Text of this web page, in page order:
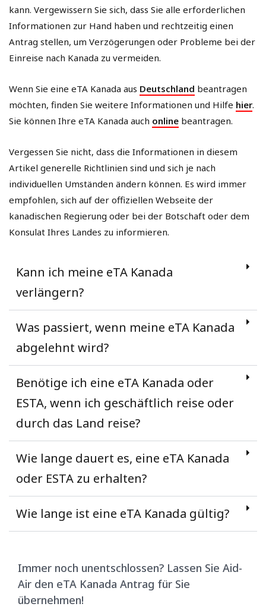
kann. Vergewissern Sie sich, dass Sie alle erforderlichen
Informationen zur Hand haben und rechtzeitig einen
Antrag stellen, um Verzögerungen oder Probleme bei der
Einreise nach Kanada zu vermeiden.
Wenn Sie eine eTA Kanada aus Deutschland beantragen
möchten, finden Sie weitere Informationen und Hilfe hier.
Sie können Ihre eTA Kanada auch online beantragen.
Vergessen Sie nicht, dass die Informationen in diesem
Artikel generelle Richtlinien sind und sich je nach
individuellen Umständen ändern können. Es wird immer
empfohlen, sich auf der offiziellen Webseite der
kanadischen Regierung oder bei der Botschaft oder dem
Konsulat Ihres Landes zu informieren.
Kann ich meine eTA Kanada
verlängern?
Was passiert, wenn meine eTA Kanada
abgelehnt wird?
Benötige ich eine eTA Kanada oder
ESTA, wenn ich geschäftlich reise oder
durch das Land reise?
Wie lange dauert es, eine eTA Kanada
oder ESTA zu erhalten?
Wie lange ist eine eTA Kanada gültig?
Immer noch unentschlossen? Lassen Sie Aid-
Air den eTA Kanada Antrag für Sie
übernehmen!